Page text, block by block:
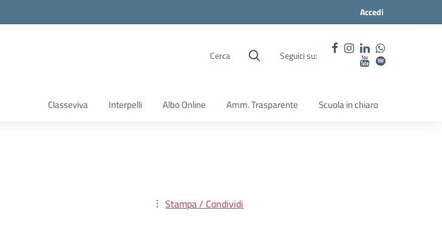
Accedi
Cerca Seguici su:
Classeviva Interpelli Albo Online Amm. Trasparente Scuola in chiaro
Stampa / Condividi